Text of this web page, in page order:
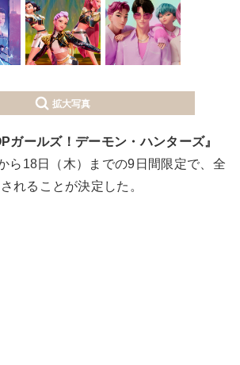
拡大写真
ガールズ！デーモン・ハンターズ』
ら18日（木）までの9日間限定で、全
れることが決定した。